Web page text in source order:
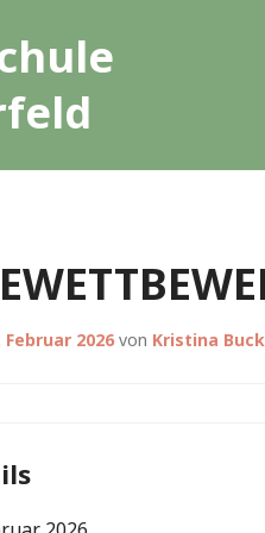
Februar 2026 von Kristina Buck